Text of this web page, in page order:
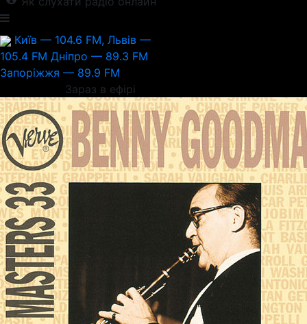
Київ — 104.6 FM, Львів —
105.4 FM Дніпро — 89.3 FM
Запоріжжя — 89.9 FM
Зараз в ефірі